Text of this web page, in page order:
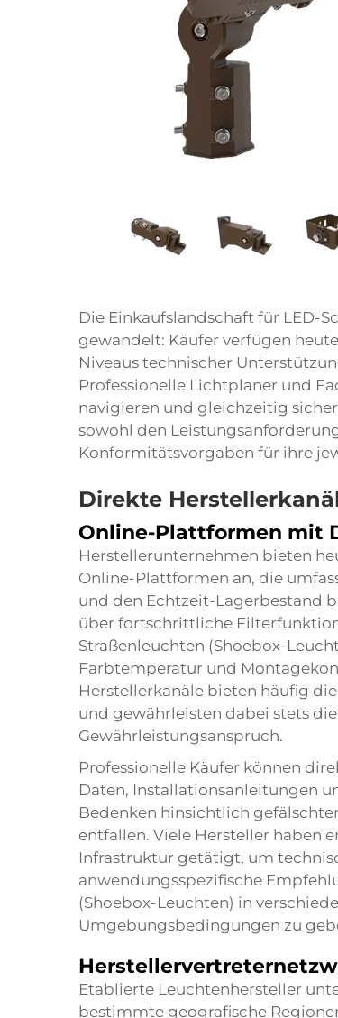
Die Einkaufslandschaft für LED-
gewandelt: Käufer verfügen
Niveaus technischer
Professionelle Lichtplaner und
navigieren und gleichzeitig
sowohl den
Konformitätsvorgaben für ihre
Direkte
Online-Plattformen mit
Herstellerunternehmen bieten
Online-Plattformen an, die
und den Echtzeit-Lagerbestand
über fortschrittliche
Straßenleuchten (Shoebox-
Farbtemperatur und
Herstellerkanäle bieten häufig
und gewährleisten dabei stets
Gewährleistungsanspruch.
Professionelle Käufer können
Daten, Installationsanleitungen
Bedenken hinsichtlich
entfallen. Viele Hersteller haben
Infrastruktur getätigt, um
anwendungsspezifische
(Shoebox-Leuchten) in
Umgebungsbedingungen zu
Etablierte Leuchtenhersteller
bestimmte geografische